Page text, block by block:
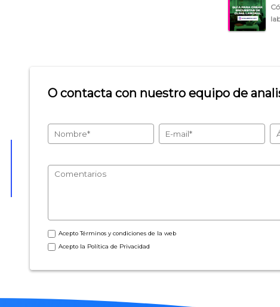
O contacta con nuestro equipo de
AceptoTérminos y condiciones de la web
Acepto la Política de Privacidad